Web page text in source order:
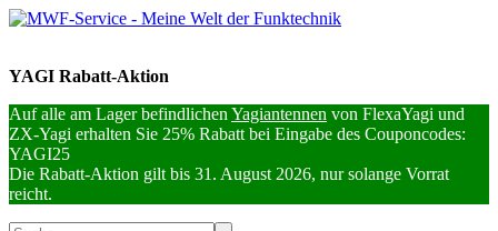
YAGI Rabatt-Aktion
Auf alle am Lager befindlichen Yagiantennen von FlexaYagi und
ZX-Yagi erhalten Sie 25% Rabatt bei Eingabe des Couponcodes:
YAGI25
Die Rabatt-Aktion gilt bis 31. August 2026, nur solange Vorrat
reicht.